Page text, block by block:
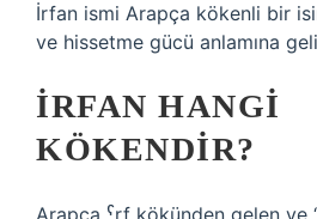
İrfan ismi Arapça kökenli bir
ve hissetme gücü anlamına
İRFAN HANGI
KÖKENDIR?
Arapça ˁrf kökünden gelen ve